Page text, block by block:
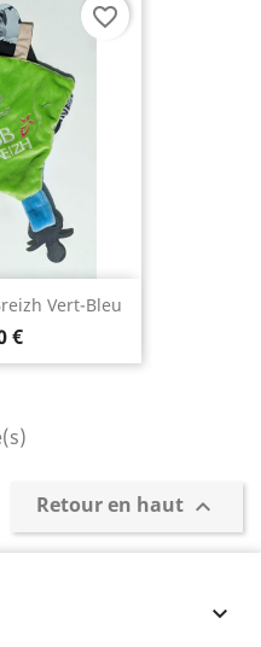
Vert-Bleu
€
favorite_border
Retour en haut 
